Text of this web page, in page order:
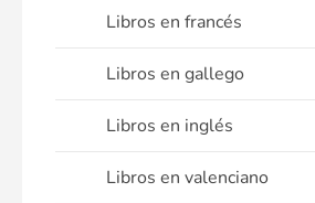
Libros en francés
Libros en gallego
Libros en inglés
Libros en valenciano